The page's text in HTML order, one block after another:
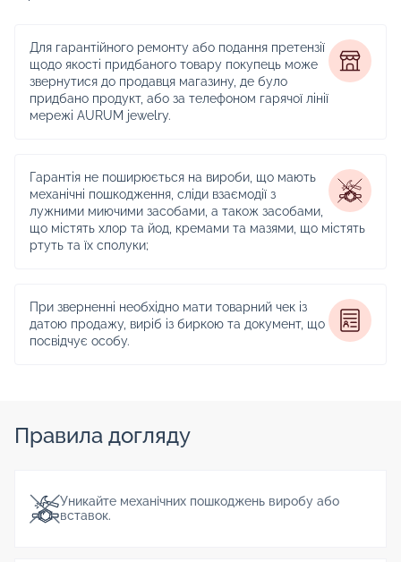
Для гарантійного ремонту або подання претензії
щодо якості придбаного товару покупець може
звернутися до продавця магазину, де було
придбано продукт, або за телефоном гарячої лінії
мережі AURUM jewelry.
Гарантія не поширюється на вироби, що мають
механічні пошкодження, сліди взаємодії з
лужними миючими засобами, а також засобами,
що містять хлор та йод, кремами та мазями, що містять
ртуть та їх сполуки;
При зверненні необхідно мати товарний чек із
датою продажу, виріб із биркою та документ, що
посвідчує особу.
Правила догляду
Уникайте механічних пошкоджень виробу або
вставок.